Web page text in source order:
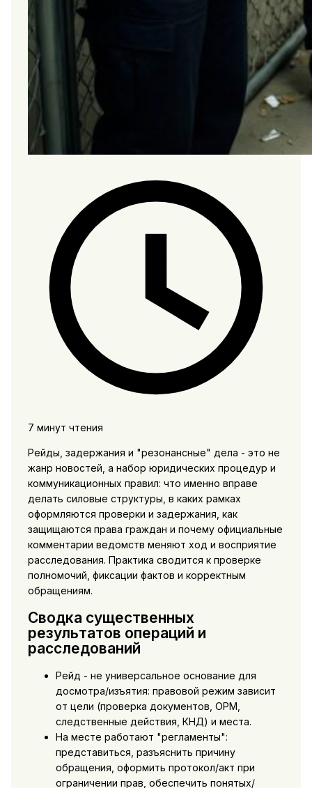
7 минут чтения
Рейды, задержания и "резонансные" дела - это не
жанр новостей, а набор юридических процедур и
коммуникационных правил: что именно вправе
делать силовые структуры, в каких рамках
оформляются проверки и задержания, как
защищаются права граждан и почему официальные
комментарии ведомств меняют ход и восприятие
расследования. Практика сводится к проверке
полномочий, фиксации фактов и корректным
обращениям.
Сводка существенных
результатов операций и
расследований
Рейд - не универсальное основание для
досмотра/изъятия: правовой режим зависит
от цели (проверка документов, ОРМ,
следственные действия, КНД) и места.
На месте работают "регламенты":
представиться, разъяснить причину
обращения, оформить протокол/акт при
ограничении прав, обеспечить понятых/